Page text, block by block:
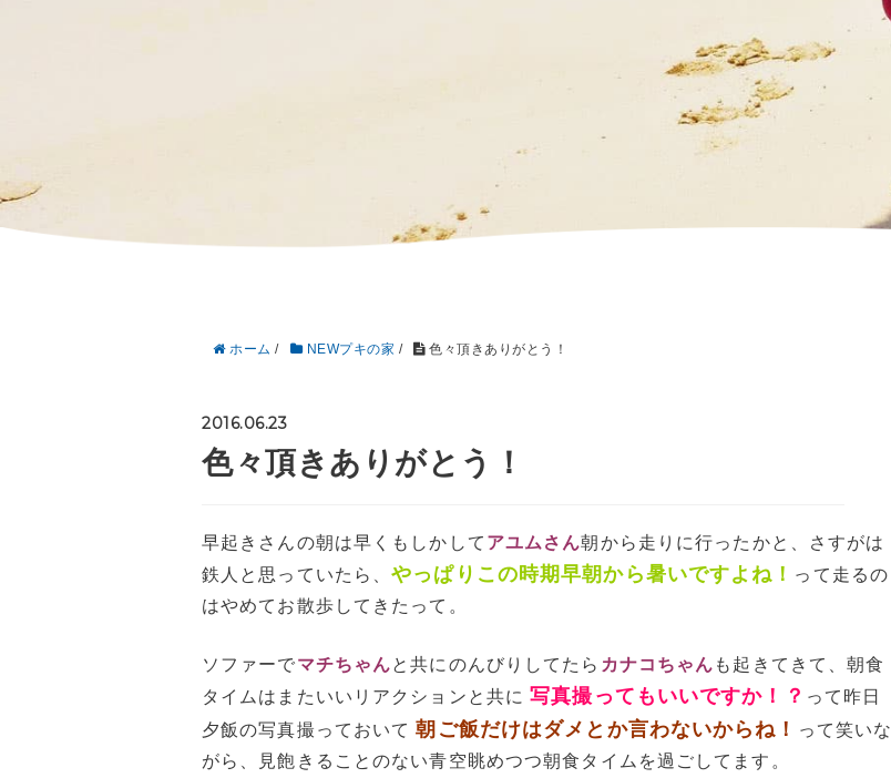
ホーム / NEWプキの家 / 色々頂きありがとう！
2016.06.23
色々頂きありがとう！
早起きさんの朝は早くもしかして アユムさん朝から走りに行ったかと、さすがは
鉄人と思っていたら、やっぱりこの時期早朝から暑いですよね！ って走るの
はやめてお散歩してきたって。
ソファーでマチちゃんと共にのんびりしてたら カナコちゃん も起きてきて、朝食
タイムはまたいいリアクションと共に写真撮ってもいいですか！？ って昨日
夕飯の写真撮っておいて朝ご飯だけはダメとか言わないからね！
って笑いな
がら、見飽きることのない青空眺めつつ朝食タイムを過ごしてます。